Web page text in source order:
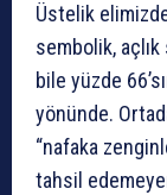
Üstelik
sembolik, açlık
bile yüzde
yönünde.
“nafaka
tahsil